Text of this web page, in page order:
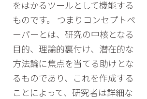
をはかるツールとして機能する
ものです。 つまりコンセプトペ
ーパーとは、研究の中核となる
目的、理論的裏付け、潜在的な
方法論に焦点を当てる助けとな
るものであり、これを作成する
ことによって、研究者は詳細な